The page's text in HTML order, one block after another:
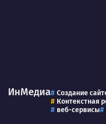
ИнМедиа Создание
Контекстная
веб-сервисы